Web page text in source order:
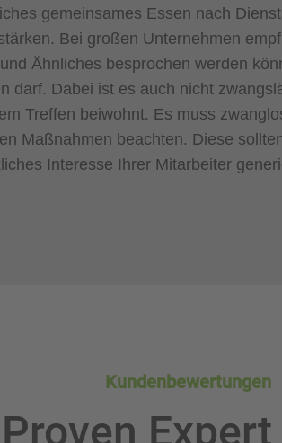
gemeinsames Essen nach
Bei großen Unternehmen
Ähnliches besprochen werden
darf. Dabei ist es auch nicht
Treffen beiwohnt. Es muss
Maßnahmen beachten. Diese
Interesse Ihrer Mitarbeiter
Kundenbewertungen
Proven Expert